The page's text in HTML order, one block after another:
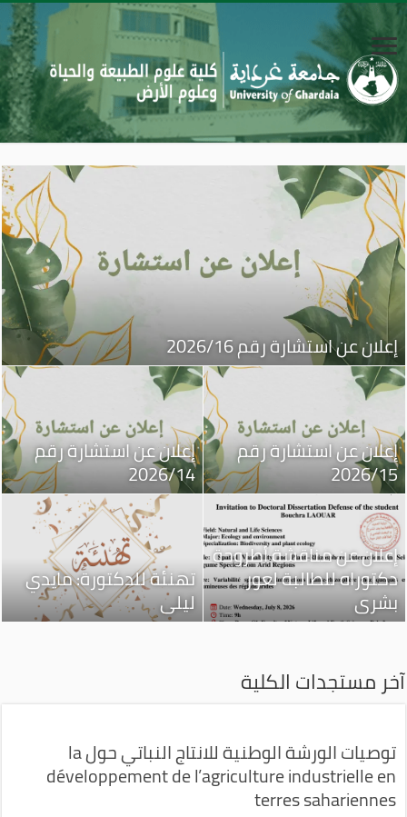
إعلان عن استشارة رقم 2026/16
إعلان عن استشارة رقم
2026/15
إعلان عن استشارة رقم
2026/14
إعلان عن مناقشة أطروحة
دكتوراه للطالبة لعور
بشرى
تهنئة للدكتورة: مايدي
ليلى
آخر مستجدات الكلية
توصيات الورشة الوطنية للانتاج النباتي حول la
développement de l’agriculture industrielle en
terres sahariennes